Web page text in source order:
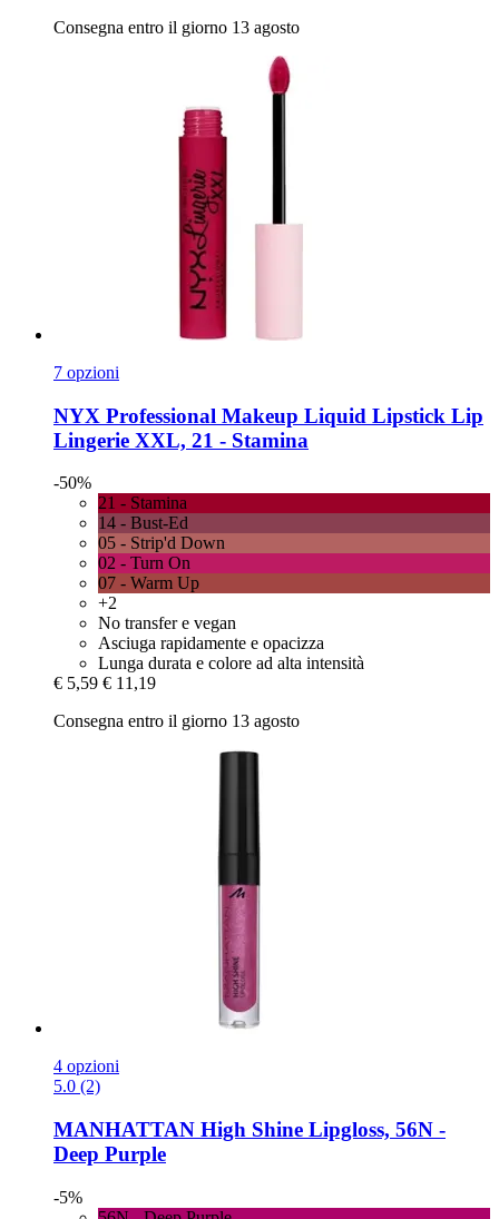
Consegna entro il giorno 13 agosto
7 opzioni
NYX Professional Makeup Liquid Lipstick Lip
Lingerie XXL, 21 -​ Stamina
-50%
21 - Stamina
14 - Bust-Ed
05 - Strip'd Down
02 - Turn On
07 - Warm Up
+2
No transfer e vegan
Asciuga rapidamente e opacizza
Lunga durata e colore ad alta intensità
€ 5,59 € 11,19
Consegna entro il giorno 13 agosto
4 opzioni
5.0 (2)
MANHATTAN High Shine Lipgloss, 56N -​
Deep Purple
-5%